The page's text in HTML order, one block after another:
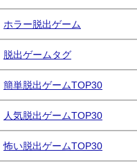
ホラー脱出ゲーム
脱出ゲームタグ
簡単脱出ゲームTOP30
人気脱出ゲームTOP30
怖い脱出ゲームTOP30